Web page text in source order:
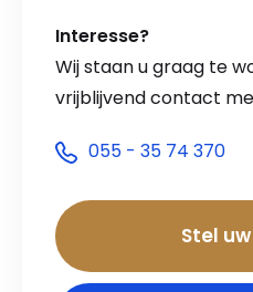
Interesse?
Wij staan u graag te
vrijblijvend contact
055 - 35 74 370
Stel